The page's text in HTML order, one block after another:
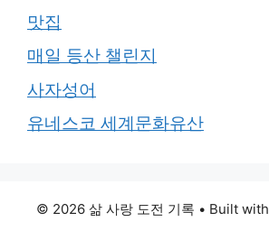
맛집
매일 등산 챌린지
사자성어
유네스코 세계문화유산
© 2026 삶 사랑 도전 기록 • Built with